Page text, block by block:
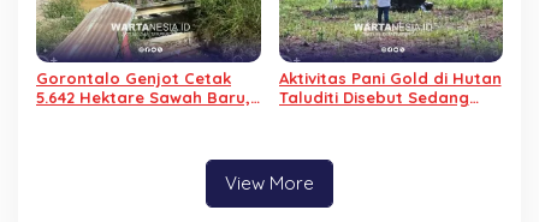
Gorontalo Genjot Cetak
5.642 Hektare Sawah Baru,
Aktivitas Pani Gold di Hutan
Taluditi Disebut Sedang
View More